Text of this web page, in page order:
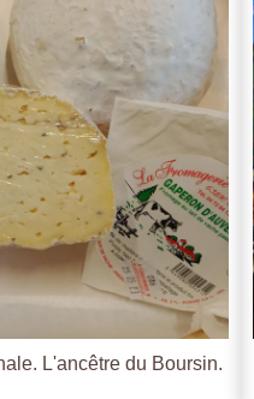
L'ancêtre du Boursin.